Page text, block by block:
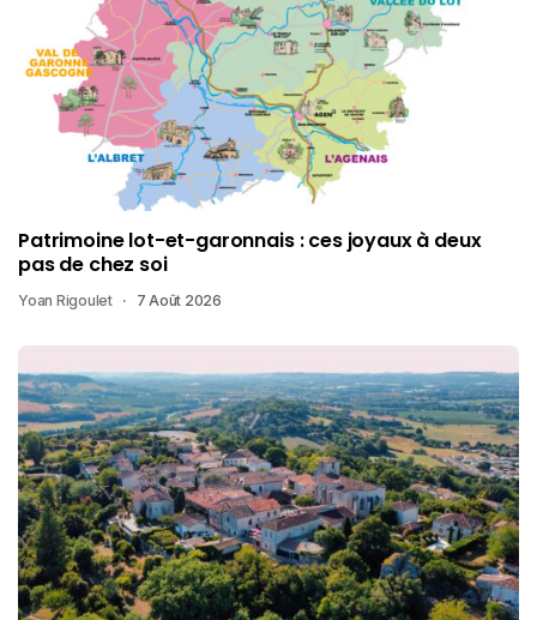
Patrimoine lot-et-garonnais : ces joyaux à deux
pas de chez soi
Yoan Rigoulet 7 Août 2026